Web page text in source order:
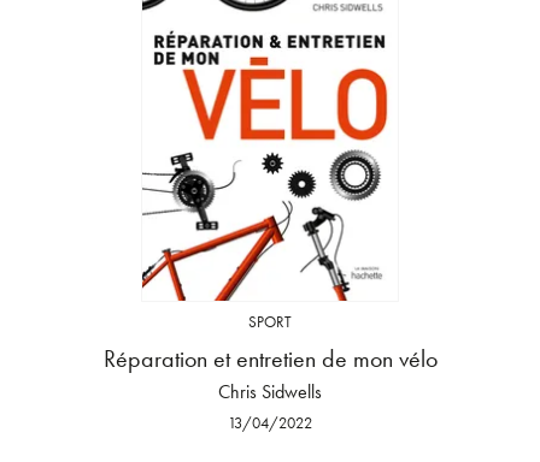
SPORT
Réparation et entretien de mon vélo
Chris Sidwells
13/04/2022